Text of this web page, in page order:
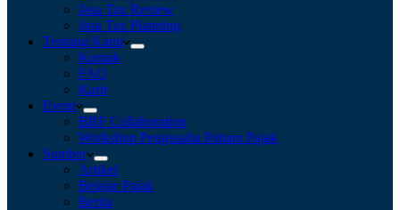
Jasa Tax Review
Jasa Tax Planning
Tentang Kami
Kontak
FAQ
Karir
Event
BBF Collaboration
Workshop Pengusaha Paham Pajak
Sumber
Artikel
Belajar Pajak
Berita